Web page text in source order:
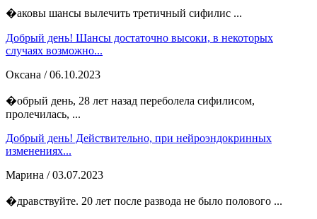
�аковы шансы вылечить третичный сифилис ...
Добрый день! Шансы достаточно высоки, в некоторых
случаях возможно...
Оксана / 06.10.2023
�обрый день, 28 лет назад переболела сифилисом,
пролечилась, ...
Добрый день! Действительно, при нейроэндокринных
изменениях...
Марина / 03.07.2023
�дравствуйте. 20 лет после развода не было полового ...